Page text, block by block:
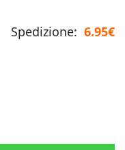
Spedizione: 6.95€